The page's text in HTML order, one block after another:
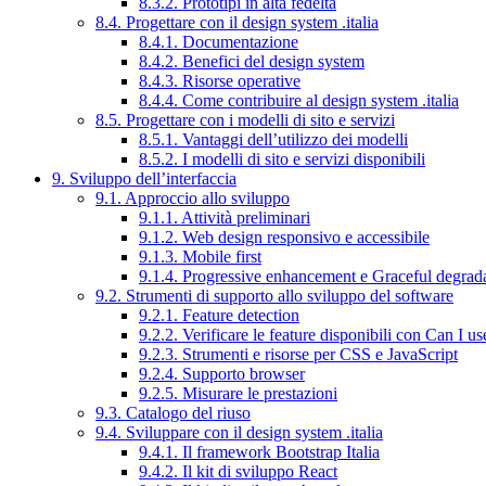
8.4. Progettare con il design system .italia
8.4.1. Documentazione
8.4.2. Benefici del design system
8.4.3. Risorse operative
8.4.4. Come contribuire al design system .italia
8.5. Progettare con i modelli di sito e servizi
8.5.1. Vantaggi dell’utilizzo dei modelli
8.5.2. I modelli di sito e servizi disponibili
9. Sviluppo dell’interfaccia
9.1. Approccio allo sviluppo
9.1.1. Attività preliminari
9.1.2. Web design responsivo e accessibile
9.1.3. Mobile first
9.1.4. Progressive enhancement e Graceful
9.2. Strumenti di supporto allo sviluppo del software
9.2.1. Feature detection
9.2.2. Verificare le feature disponibili con Can I
9.2.3. Strumenti e risorse per CSS e JavaScript
9.2.4. Supporto browser
9.2.5. Misurare le prestazioni
9.3. Catalogo del riuso
9.4. Sviluppare con il design system .italia
9.4.1. Il framework Bootstrap Italia
9.4.2. Il kit di sviluppo React